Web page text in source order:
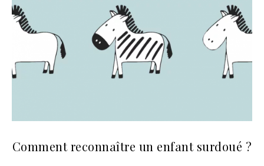
Comment reconnaître un enfant surdoué ?